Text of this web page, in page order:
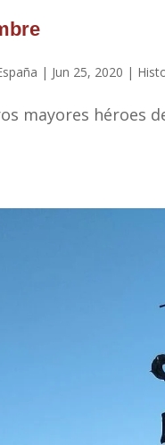
| Jun 25, 2020 |
mayores héroes